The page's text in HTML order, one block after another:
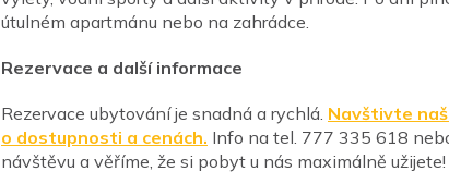
útulném apartmánu nebo na zahrádce.
Rezervace a další informace
Rezervace ubytování je snadná a rychlá. Navštivte
o dostupnosti a cenách. Info na tel. 777 335 618
návštěvu a věříme, že si pobyt u nás maximálně užijete!